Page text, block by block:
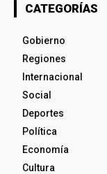
CATEGORÍAS
Gobierno
Regiones
Internacional
Social
Deportes
Política
Economía
Cultura